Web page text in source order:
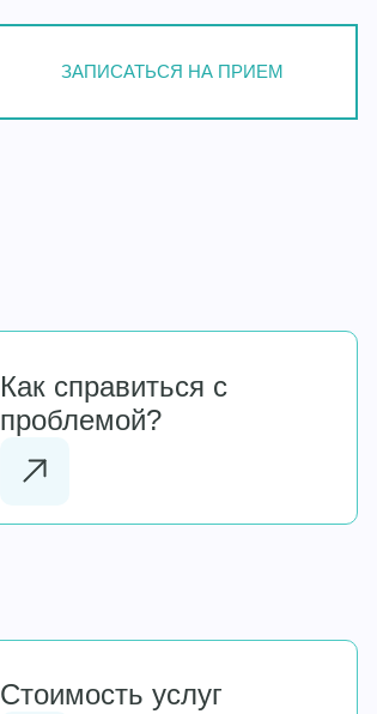
ЗАПИСАТЬСЯ НА ПРИЕМ
Как справиться с
проблемой?
Стоимость услуг